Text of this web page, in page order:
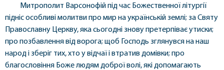
Митрополит Варсонофій під час Божественної літургії
підніс особливі молитви про мир на українській землі; за Святу
Православну Церкву, яка сьогодні знову претерпіває утиски;
про позбавлення від ворога; щоб Господь зглянувся на наш
народ і зберіг тих, хто у відчаї і втратив домівки; про
благословіння Боже людям доброї волі, які допомагають